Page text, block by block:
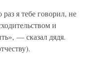
я тебе говорил, не
и
— сказал дядя.